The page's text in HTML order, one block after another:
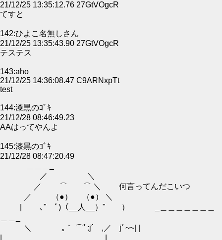
21/12/25 13:35:12.76 27GtVOgcR
てすと
142:ひよこ名無しさん
21/12/25 13:35:43.90 27GtVOgcR
テステス
143:aho
21/12/25 14:36:08.47 C9ARNxpTt
test
144:漆黒のｺﾞｷ
21/12/28 08:46:49.23
AAはってやんよ
145:漆黒のｺﾞｷ
21/12/28 08:47:20.49
／ ＼
／ ⌒ ⌒ ＼ 何言ってんだこいつ
／ （●） （●） ＼
| ､" ﾞ)（__人__）" ） _＿＿＿＿＿＿＿
＼ ｡｀ ⌒ﾟ:j´ ,／ jﾞ~~| |